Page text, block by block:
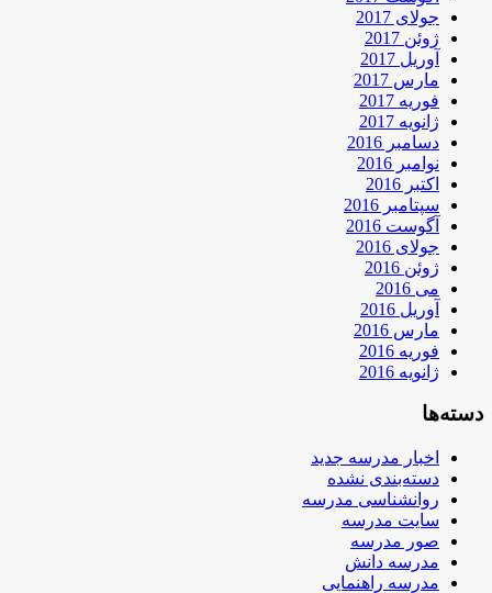
جولای 2017
ژوئن 2017
آوریل 2017
مارس 2017
فوریه 2017
ژانویه 2017
دسامبر 2016
نوامبر 2016
اکتبر 2016
سپتامبر 2016
آگوست 2016
جولای 2016
ژوئن 2016
می 2016
آوریل 2016
مارس 2016
فوریه 2016
ژانویه 2016
دسته‌ها
اخبار مدرسه جدید
دسته‌بندی نشده
روانشناسی مدرسه
سایت مدرسه
صور مدرسه
مدرسه دانش
مدرسه راهنمایی